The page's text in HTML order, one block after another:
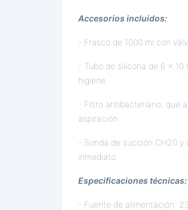
Accesorios incluidos:
- Frasco de 1000 ml con
- Tubo de silicona de 6 x
higiene.
- Filtro antibacteriano, que
aspiración.
- Sonda de succión CH20
inmediato.
Especificaciones técnicas:
- Fuente de alimentación: